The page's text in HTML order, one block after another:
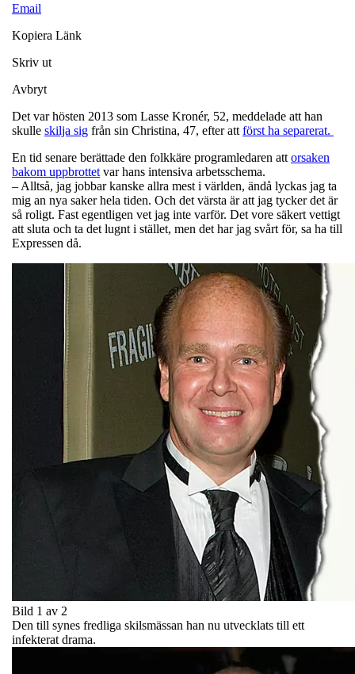
Email
Kopiera Länk
Skriv ut
Avbryt
Det var hösten 2013 som Lasse Kronér, 52, meddelade att han
skulle skilja sig från sin Christina, 47, efter att först ha separerat.
En tid senare berättade den folkkäre programledaren att orsaken
bakom uppbrottet var hans intensiva arbetsschema.
– Alltså, jag jobbar kanske allra mest i världen, ändå lyckas jag ta
mig an nya saker hela tiden. Och det värsta är att jag tycker det är
så roligt. Fast egentligen vet jag inte varför. Det vore säkert vettigt
att sluta och ta det lugnt i stället, men det har jag svårt för, sa ha till
Expressen då.
Bild 1 av 2
Den till synes fredliga skilsmässan han nu utvecklats till ett
infekterat drama.